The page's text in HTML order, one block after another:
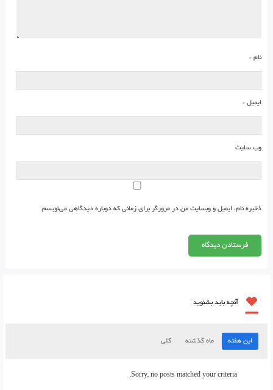
نام *
ایمیل *
وب‌ سایت
ذخیره نام، ایمیل و وبسایت من در مرورگر برای زمانی که دوباره دیدگاهی می‌نویسم.
آنچه باید بشنوید
این هفته ماه گذشته کلی
Sorry, no posts matched your criteria.